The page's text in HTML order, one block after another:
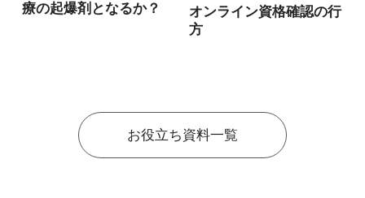
療の起爆剤となるか？
オンライン資格確認の行
方
お役立ち資料一覧